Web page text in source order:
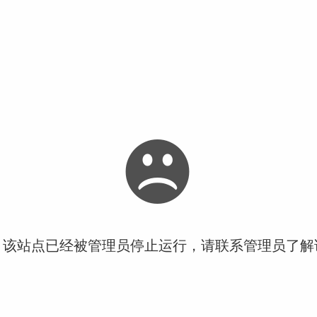
站点已经被管理员停止运行，请联系管理员了